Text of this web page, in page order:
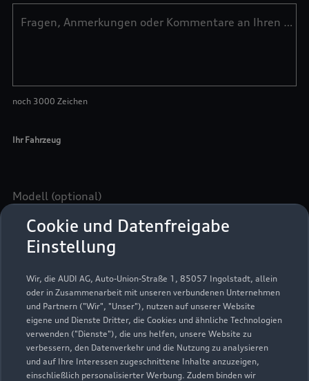
Cookie und Datenfreigabe
Einstellung
Wir, die AUDI AG, Auto-Union-Straße 1, 85057 Ingolstadt, allein
oder in Zusammenarbeit mit unseren verbundenen Unternehmen
und Partnern ("Wir", "Unser"), nutzen auf unserer Website
eigene und Dienste Dritter, die Cookies und ähnliche Technologien
verwenden ("Dienste"), die uns helfen, unsere Website zu
verbessern, den Datenverkehr und die Nutzung zu analysieren
und auf Ihre Interessen zugeschnittene Inhalte anzuzeigen,
einschließlich personalisierter Werbung. Zudem binden wir